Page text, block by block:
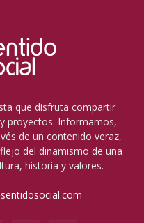
que disfruta compartir
proyectos. Informamos,
de un contenido veraz,
del dinamismo de una
historia y valores.